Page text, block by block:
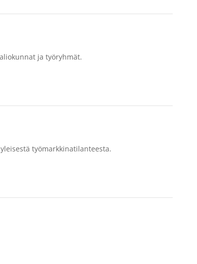
ja työryhmät.
työmarkkinatilanteesta.